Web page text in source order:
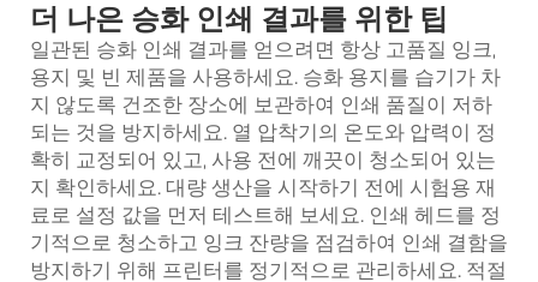
더 나은 승화 인쇄 결과를 위한 팁
일관된 승화 인쇄 결과를 얻으려면 항상 고품질 잉크,
용지 및 빈 제품을 사용하세요. 승화 용지를 습기가 차
지 않도록 건조한 장소에 보관하여 인쇄 품질이 저하
되는 것을 방지하세요. 열 압착기의 온도와 압력이 정
확히 교정되어 있고, 사용 전에 깨끗이 청소되어 있는
지 확인하세요. 대량 생산을 시작하기 전에 시험용 재
료로 설정 값을 먼저 테스트해 보세요. 인쇄 헤드를 정
기적으로 청소하고 잉크 잔량을 점검하여 인쇄 결함을
방지하기 위해 프린터를 정기적으로 관리하세요. 적절